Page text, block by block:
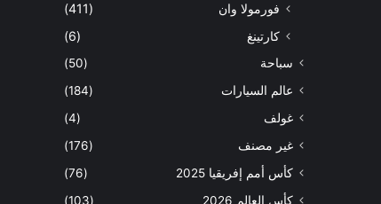
فورمولا وان
(411)
كارتينغ
(6)
سباحة
(50)
عالم السيارات
(184)
غولف
(4)
غير مصنف
(176)
كأس أمم إفريقيا 2025
(76)
كأس العالم 2026
(103)